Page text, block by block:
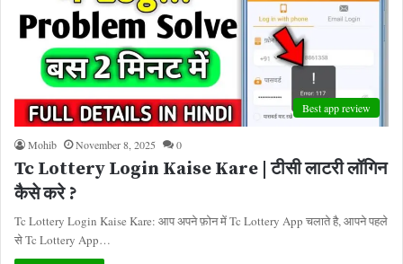
Best app review
Mohib November 8, 2025 0
Tc Lottery Login Kaise Kare | टीसी लाटरी लॉगिन
कैसे करे ?
Tc Lottery Login Kaise Kare: आप अपने फ़ोन में Tc Lottery App चलाते है, आपने पहले
से Tc Lottery App…